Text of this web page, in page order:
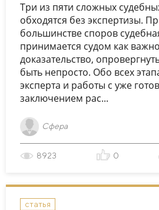
Три из пяти сложных
обходятся без экспертизы.
большинстве споров
принимается судом как
доказательство,
быть непросто. Обо всех
эксперта и работы с уже
заключением рас...
Сфера
8923 0
статья